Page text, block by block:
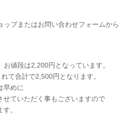
ップまたはお問い合わせフォームから
値段は2,200円となっています。
て合計で2,500円となります。
早めに
せていただく事もございますので
。